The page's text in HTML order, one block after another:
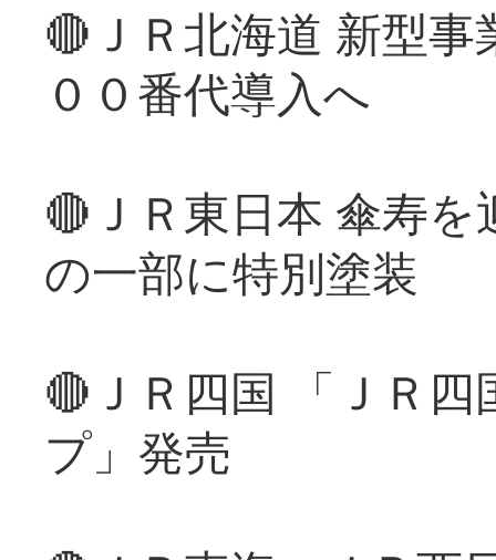
🔴ＪＲ北海道 新型
００番代導入へ
🔴ＪＲ東日本 傘寿
の一部に特別塗装
🔴ＪＲ四国 「ＪＲ
プ」発売